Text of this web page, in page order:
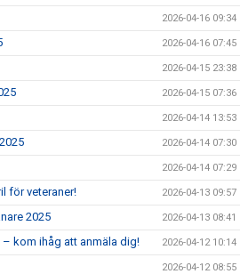
2026-04-16 09:34
2026-04-16 07:45
2026-04-15 23:38
2026-04-15 07:36
2026-04-14 13:53
2026-04-14 07:30
2026-04-14 07:29
för veteraner! 2026-04-13 09:57
2025 2026-04-13 08:41
kom ihåg att anmäla dig! 2026-04-12 10:14
2026-04-12 08:55